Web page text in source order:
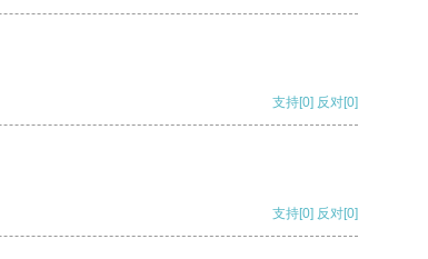
支持[0] 反对[0]
支持[0] 反对[0]